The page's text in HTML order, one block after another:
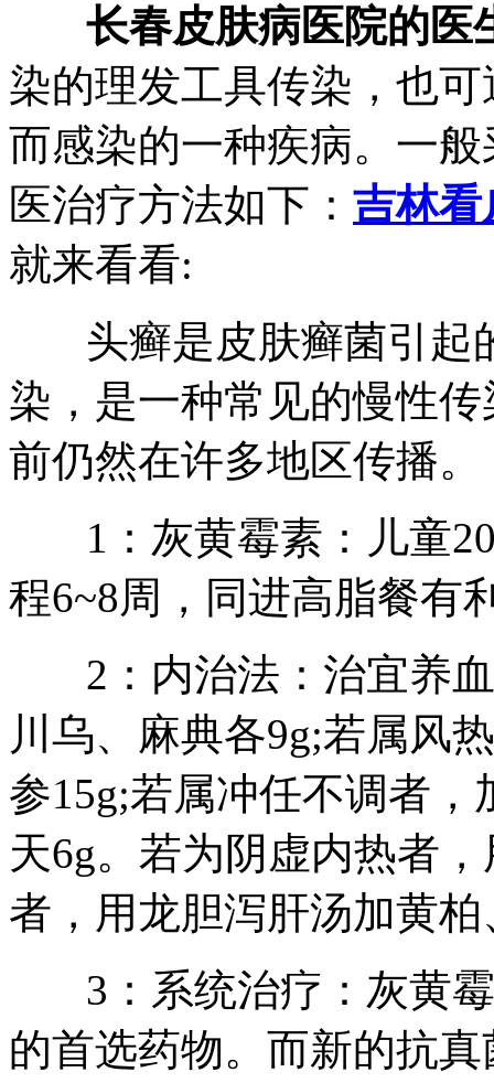
长春皮肤病医院的医
染的理发工具传染，也
而感染的一种疾病。一
医治疗方法如下： 吉林看
就来看看:
头癣是皮肤癣菌引起
染，是一种常见的慢性
前仍然在许多地区传播。
1：灰黄霉素：儿童
程6~8周，同进高脂餐有
2：内治法：治宜养血
川乌、麻典各9g;若属风
参15g;若属冲任不调者，
天6g。若为阴虚内热者
者，用龙胆泻肝汤加黄
3：系统治疗：灰黄霉
的首选药物。而新的抗